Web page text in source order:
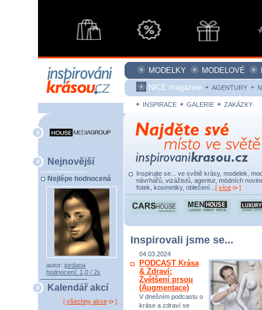
MODELKY MODELOVÉ
NICE magazine
AGENTURY
INSPIRACE GALERIE ZAKÁZKY
Nejnovější
Nejlépe hodnocená
autor: jordana
hodnocení: 1,0 / 2x
Kalendář akcí
[ všechny akce ]
Inspirujte se... ve světě krásy, modelek,
návrhářů, vizážistů, agentur, módních
fotek, kosmetiky, oblečení... [ více ]
Inspirovali jsme se...
04.03.2024
PODCAST Krása
& Zdraví:
Zvětšení prsou
(Augmentace)
V dnešním podcastu o
kráse a zdraví se